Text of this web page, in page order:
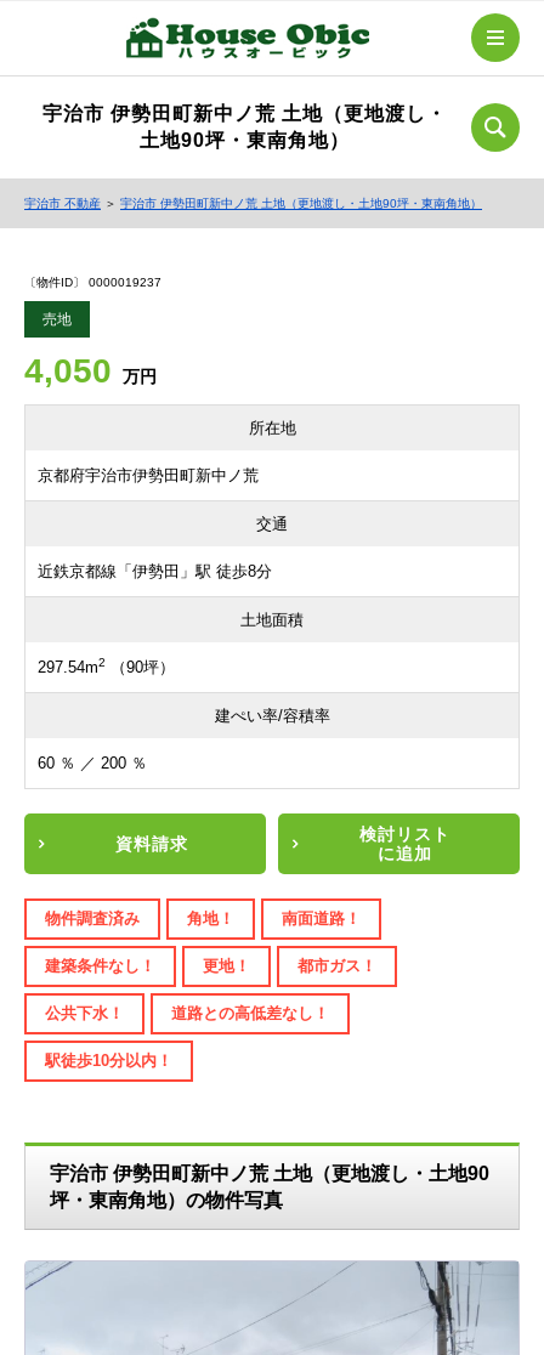
宇治市 伊勢田町新中ノ荒 土地（更地渡し・
土地90坪・東南角地）
宇治市 不動産 ＞ 宇治市 伊勢田町新中ノ荒 土地（更地渡し・土地90坪・東南角地）
〔物件ID〕 0000019237
売地
4,050 万円
所在地
京都府宇治市伊勢田町新中ノ荒
交通
近鉄京都線「伊勢田」駅 徒歩8分
土地面積
297.54m2 （90坪）
建ぺい率/容積率
60 ％ ／ 200 ％
資料請求
検討リスト
に追加
物件調査済み 角地！ 南面道路！
建築条件なし！ 更地！ 都市ガス！
公共下水！ 道路との高低差なし！
駅徒歩10分以内！
宇治市 伊勢田町新中ノ荒 土地（更地渡し・土地90
坪・東南角地）の物件写真